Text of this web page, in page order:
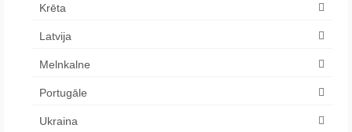
Krēta
Latvija
Melnkalne
Portugāle
Ukraina